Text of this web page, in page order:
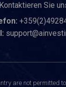
Kontaktieren Sie
are not permitted